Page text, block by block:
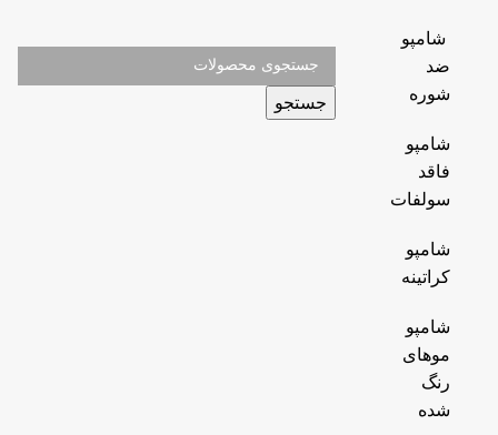
شامپو
ضد
شوره
شامپو
فاقد
سولفات
شامپو
کراتینه
شامپو
موهای
رنگ
شده
جستجو